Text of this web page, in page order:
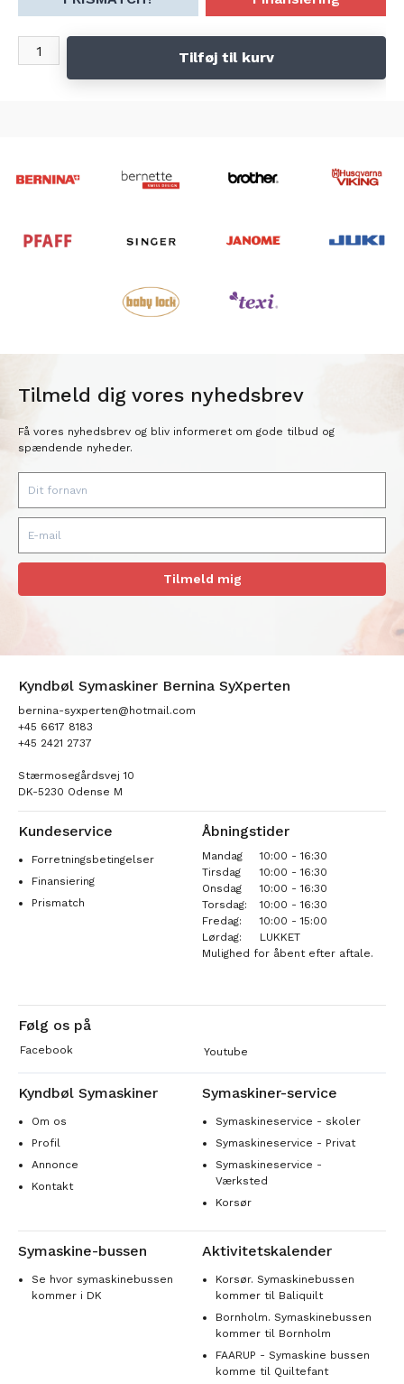
Tilføj til kurv
Tilmeld dig vores nyhedsbrev
Få vores nyhedsbrev og bliv informeret om gode tilbud og
spændende nyheder.
Tilmeld mig
Kyndbøl Symaskiner Bernina SyXperten
bernina-syxperten@hotmail.com
+45 6617 8183
+45 2421 2737
Stærmosegårdsvej 10
DK-5230 Odense M
Kundeservice
Forretningsbetingelser
Finansiering
Prismatch
Åbningstider
Mandag
10:00 - 16:30
Tirsdag
10:00 - 16:30
Onsdag
10:00 - 16:30
Torsdag:
10:00 - 16:30
Fredag:
10:00 - 15:00
Lørdag:
LUKKET
Mulighed for åbent efter aftale.
Følg os på
Facebook Youtube
Kyndbøl Symaskiner
Om os
Profil
Annonce
Kontakt
Symaskiner-service
Symaskineservice - skoler
Symaskineservice - Privat
Symaskineservice -
Værksted
Korsør
Symaskine-bussen
Se hvor symaskinebussen
kommer i DK
Aktivitetskalender
Korsør. Symaskinebussen
kommer til Baliquilt
Bornholm. Symaskinebussen
kommer til Bornholm
FAARUP - Symaskine bussen
komme til Quiltefant